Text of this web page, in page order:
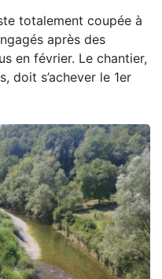
totalement coupée à
après des
en février. Le chantier,
doit s’achever le 1er